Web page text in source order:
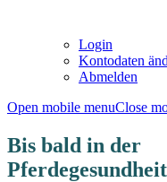
Login
Kontodaten
Abmelden
Open mobile menuClose
Bis bald in der